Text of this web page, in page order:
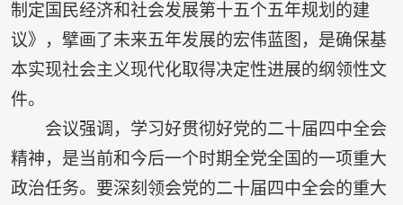
制定国民经济和社会发展第十五个五年规划的建
议》，擘画了未来五年发展的宏伟蓝图，是确保基
本实现社会主义现代化取得决定性进展的纲领性文
件。
会议强调，学习好贯彻好党的二十届四中全会
精神，是当前和今后一个时期全党全国的一项重大
政治任务。要深刻领会党的二十届四中全会的重大